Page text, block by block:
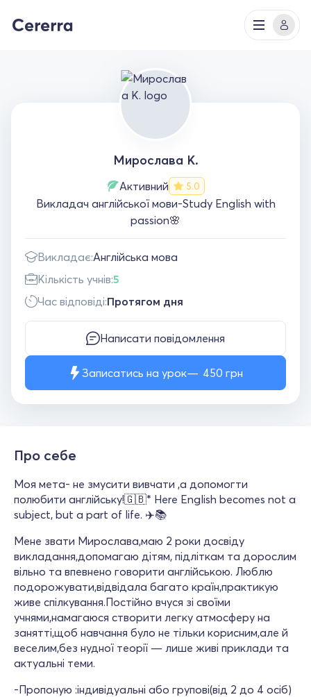
Мирослава К.
Активний 5.0
Викладач англійської мови-Study English with
passion🌸
Викладає:Англійська мова
Кількість учнів:5
Час відповіді:Протягом дня
Написати повідомлення
Записатись на урок 450 грн
Про себе
Моя мета- не змусити вивчати ,а допомогти
полюбити англійську!🇬🇧* Here English becomes not a
subject, but a part of life. ✈️📚
Мене звати Мирослава,маю 2 роки досвіду
викладання,допомагаю дітям, підліткам та дорослим
вільно та впевнено говорити англійською. Люблю
подорожувати,відвідала багато країн,практикую
живе спілкування.Постійно вчуся зі своїми
учнями,намагаюся створити легку атмосферу на
занятті,щоб навчання було не тільки корисним,але й
веселим,без нудної теорії — лише живі приклади та
актуальні теми.
-Пропоную :індивідуальні або групові(від 2 до 4 осіб)